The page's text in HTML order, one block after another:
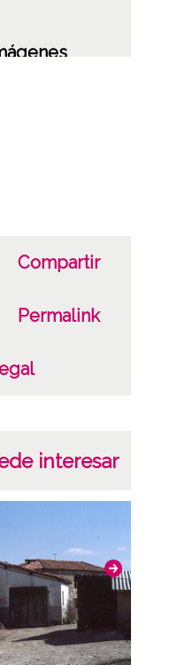
Compartir
Permalink
interesar